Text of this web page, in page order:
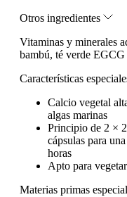
Otros ingredientes
Vitaminas y minerales
bambú, té verde
Características
Calcio vegetal
algas marinas
Principio de 2 ×
cápsulas para
horas
Apto para
Materias primas